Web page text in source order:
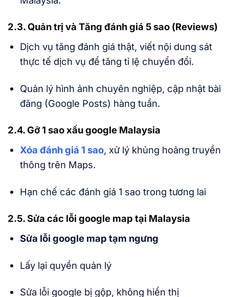
2.3. Quản trị và Tăng đánh giá 5 sao (Reviews)
Dịch vụ tăng đánh giá thật, viết nội dung sát
thực tế dịch vụ để tăng tỉ lệ chuyển đổi.
Quản lý hình ảnh chuyên nghiệp, cập nhật bài
đăng (Google Posts) hàng tuần.
2.4. Gỡ 1 sao xấu google Malaysia
Xóa đánh giá 1 sao, xử lý khủng hoảng truyền
thông trên Maps.
Hạn chế các đánh giá 1 sao trong tương lai
2.5. Sửa các lỗi google map tại Malaysia
Sửa lỗi google map tạm ngưng
Lấy lại quyền quản lý
Sửa lỗi google bị gộp, không hiển thị